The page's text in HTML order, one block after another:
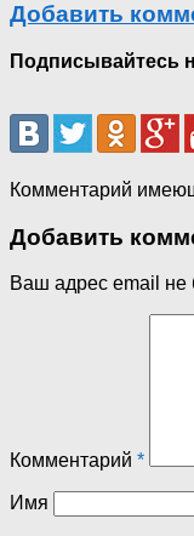
Добавить
Подписывайтесь
Комментарий
Добавить
Ваш адрес email не
Комментарий *
Имя